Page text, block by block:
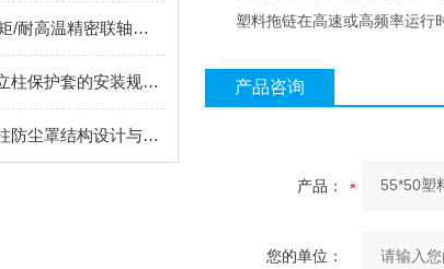
2026年大扭矩/耐高温精密联轴器定制找哪家？能实现精准定制的优质厂家盘点
煤矿用液压立柱保护套的安装规范与使用寿命提升方案
液压支架立柱防尘罩结构设计与密封防护原理
塑料拖链在高速或高频率运行时
产品咨询
产品：
您的单位：